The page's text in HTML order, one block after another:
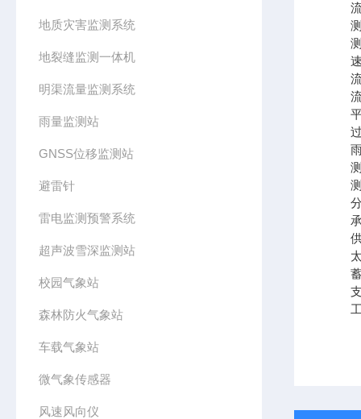
地质灾害监测系统
地裂缝监测一体机
明渠流量监测系统
雨量监测站
GNSS位移监测站
避雷针
雷电监测预警系统
超声波雪深监测站
校园气象站
森林防火气象站
车载气象站
微气象传感器
风速风向仪
流
测
测
速
流
流
平
过
雨
测
测
分
承
供
太
蓄
支
工